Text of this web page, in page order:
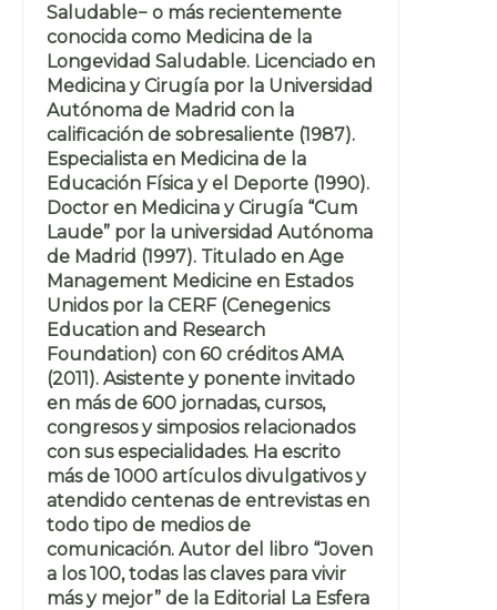
Saludable− o más recientemente
conocida como Medicina de la
Longevidad Saludable. Licenciado en
Medicina y Cirugía por la Universidad
Autónoma de Madrid con la
calificación de sobresaliente (1987).
Especialista en Medicina de la
Educación Física y el Deporte (1990).
Doctor en Medicina y Cirugía “Cum
Laude” por la universidad Autónoma
de Madrid (1997). Titulado en Age
Management Medicine en Estados
Unidos por la CERF (Cenegenics
Education and Research
Foundation) con 60 créditos AMA
(2011). Asistente y ponente invitado
en más de 600 jornadas, cursos,
congresos y simposios relacionados
con sus especialidades. Ha escrito
más de 1000 artículos divulgativos y
atendido centenas de entrevistas en
todo tipo de medios de
comunicación. Autor del libro “Joven
a los 100, todas las claves para vivir
más y mejor” de la Editorial La Esfera